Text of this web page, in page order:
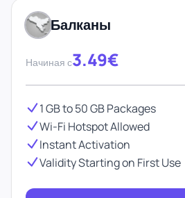
Балканы
Начиная с3.49€
1 GB to 50 GB Packages
Wi-Fi Hotspot Allowed
Instant Activation
Validity Starting on First Use